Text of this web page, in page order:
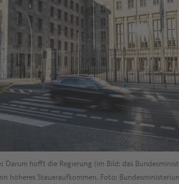
Darum hofft die Regierung (im Bild: das
höheres Steueraufkommen. Foto: